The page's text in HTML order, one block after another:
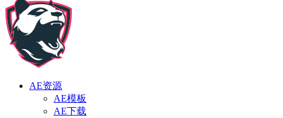
AE资源
AE模板
AE下载